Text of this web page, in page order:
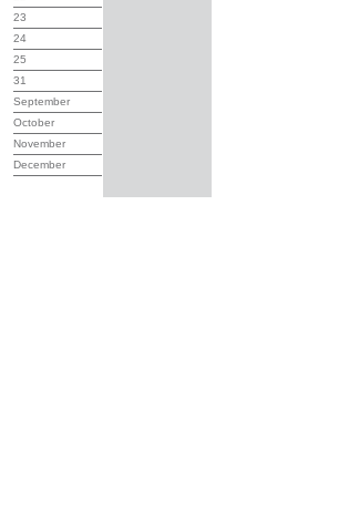
23
24
25
31
September
October
November
December